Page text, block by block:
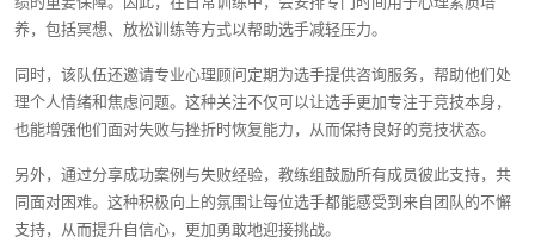
养，包括冥想、放松训练等方式以帮助选手减轻压力。
同时，该队伍还邀请专业心理顾问定期为选手提供咨询服务，帮助他们处
理个人情绪和焦虑问题。这种关注不仅可以让选手更加专注于竞技本身，
也能增强他们面对失败与挫折时恢复能力，从而保持良好的竞技状态。
另外，通过分享成功案例与失败经验，教练组鼓励所有成员彼此支持，共
同面对困难。这种积极向上的氛围让每位选手都能感受到来自团队的不懈
支持，从而提升自信心，更加勇敢地迎接挑战。